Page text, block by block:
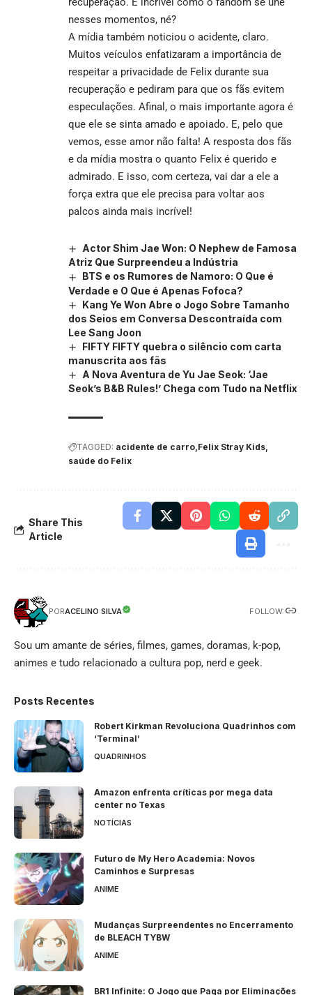
nesses momentos, né?
A mídia também noticiou o acidente, claro.
Muitos veículos enfatizaram a importância de
respeitar a privacidade de Felix durante sua
recuperação e pediram para que os fãs evitem
especulações. Afinal, o mais importante agora é
que ele se sinta amado e apoiado. E, pelo que
vemos, esse amor não falta! A resposta dos fãs
e da mídia mostra o quanto Felix é querido e
admirado. E isso, com certeza, vai dar a ele a
força extra que ele precisa para voltar aos
palcos ainda mais incrível!
Actor Shim Jae Won: O Nephew de Famosa
Atriz Que Surpreendeu a Indústria
BTS e os Rumores de Namoro: O Que é
Verdade e O Que é Apenas Fofoca?
Kang Ye Won Abre o Jogo Sobre Tamanho
dos Seios em Conversa Descontraída com
Lee Sang Joon
FIFTY FIFTY quebra o silêncio com carta
manuscrita aos fãs
A Nova Aventura de Yu Jae Seok: ‘Jae
Seok’s B&B Rules!’ Chega com Tudo na Netflix
TAGGED: acidente de carro Felix Stray Kids
saúde do Felix
Share This
Article
PORACELINO SILVA FOLLOW:
Sou um amante de séries, filmes, games, doramas, k-pop,
animes e tudo relacionado a cultura pop, nerd e geek.
Posts Recentes
Robert Kirkman Revoluciona Quadrinhos com
‘Terminal’
QUADRINHOS
Amazon enfrenta críticas por mega data
center no Texas
NOTÍCIAS
Futuro de My Hero Academia: Novos
Caminhos e Surpresas
ANIME
Mudanças Surpreendentes no Encerramento
de BLEACH TYBW
ANIME
BR1 Infinite: O Jogo que Paga por Eliminações